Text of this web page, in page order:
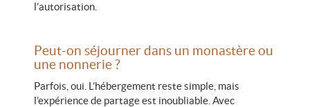
l’autorisation.
Peut-on séjourner dans un monastère ou
une nonnerie ?
Parfois, oui. L’hébergement reste simple, mais
l’expérience de partage est inoubliable. Avec